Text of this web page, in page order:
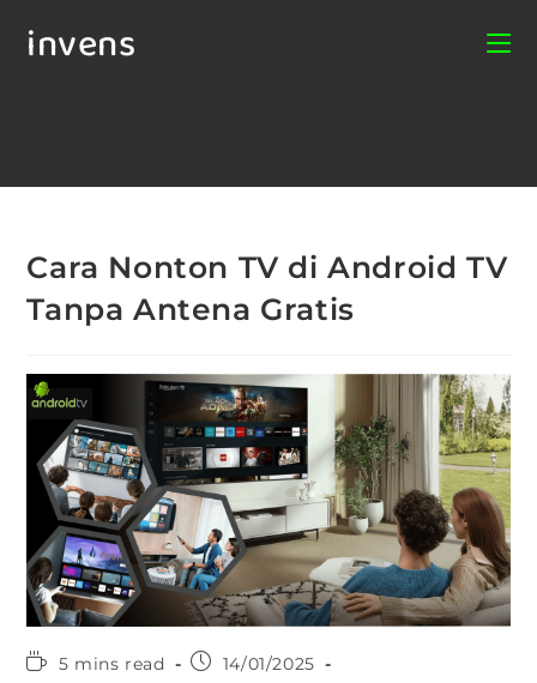
invens
Cara Nonton TV di Android TV
Tanpa Antena Gratis
5 mins read
14/01/2025